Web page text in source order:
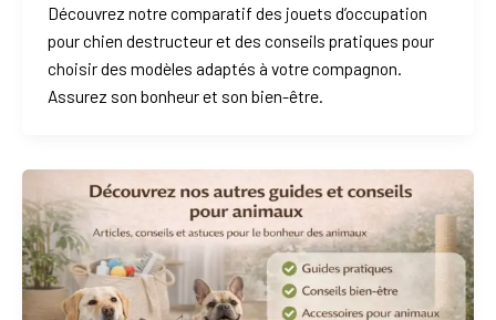
Découvrez notre comparatif des jouets d’occupation
pour chien destructeur et des conseils pratiques pour
choisir des modèles adaptés à votre compagnon.
Assurez son bonheur et son bien-être.